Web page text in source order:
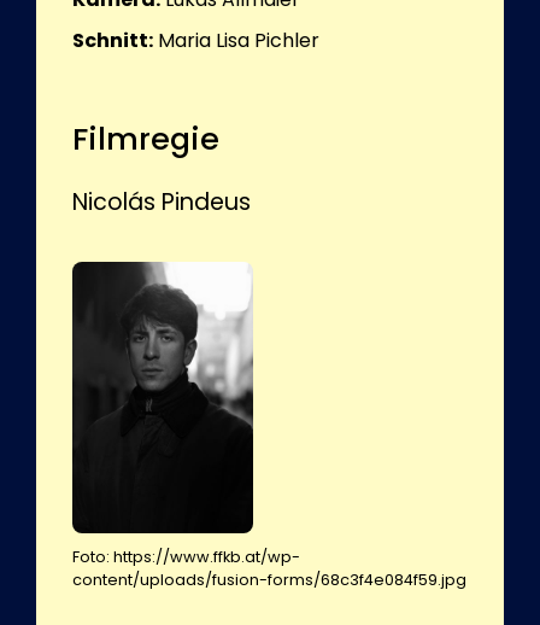
Schnitt: Maria Lisa Pichler
Filmregie
Nicolás Pindeus
Foto: https://www.ffkb.at/wp-
content/uploads/fusion-forms/68c3f4e084f59.jpg